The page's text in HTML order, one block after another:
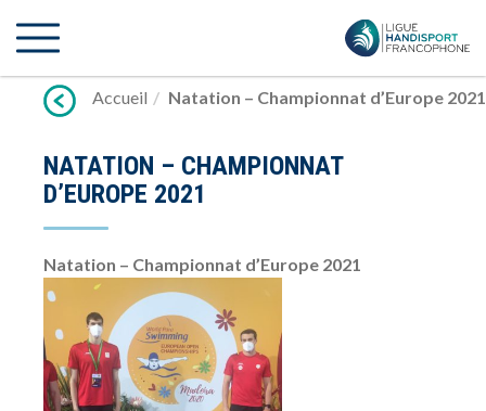
vers
Accueil
Natation – Championnat d’Europe 2021
NATATION – CHAMPIONNAT
D’EUROPE 2021
Natation – Championnat d’Europe 2021